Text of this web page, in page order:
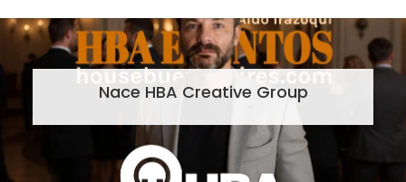
Nace HBA Creative Group